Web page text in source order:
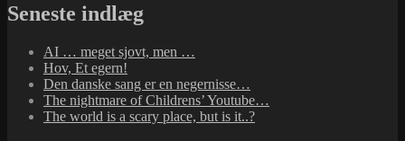
Seneste indlæg
AI … meget sjovt, men …
Hov, Et egern!
Den danske sang er en negernisse…
The nightmare of Childrens’ Youtube…
The world is a scary place, but is it..?